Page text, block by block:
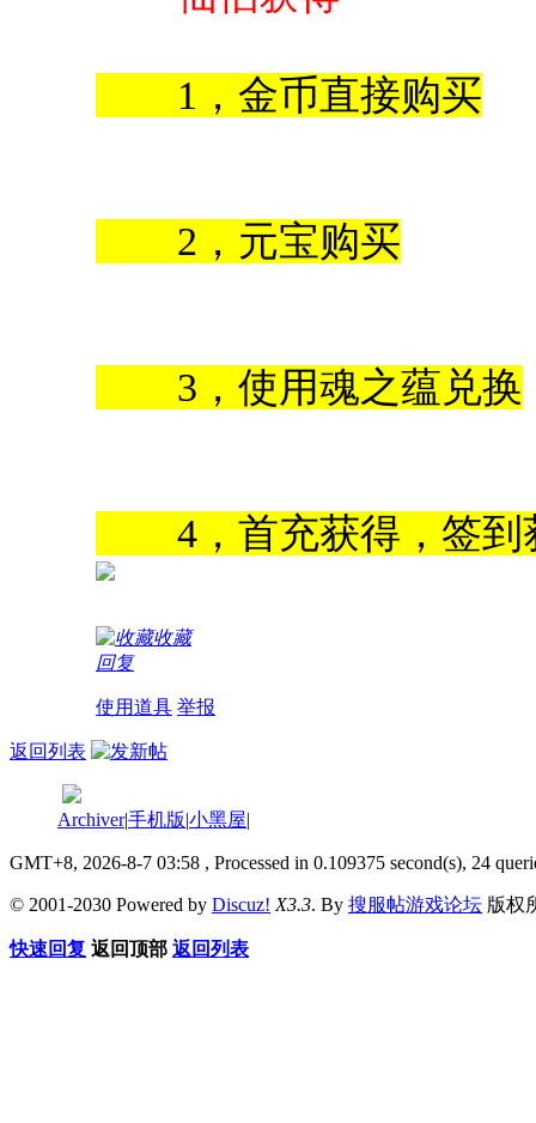
1，金币直接购买
2，元宝购买
3，使用魂之蕴兑换
4，首充获得，签到
收藏
回复
使用道具 举报
返回列表
Archiver|手机版|小黑屋|
GMT+8, 2026-8-7 03:58 , Processed in 0.109375 second(s), 24
© 2001-2030 Powered by Discuz! X3.3. By 搜服帖游戏论坛 版权
快速回复 返回顶部 返回列表